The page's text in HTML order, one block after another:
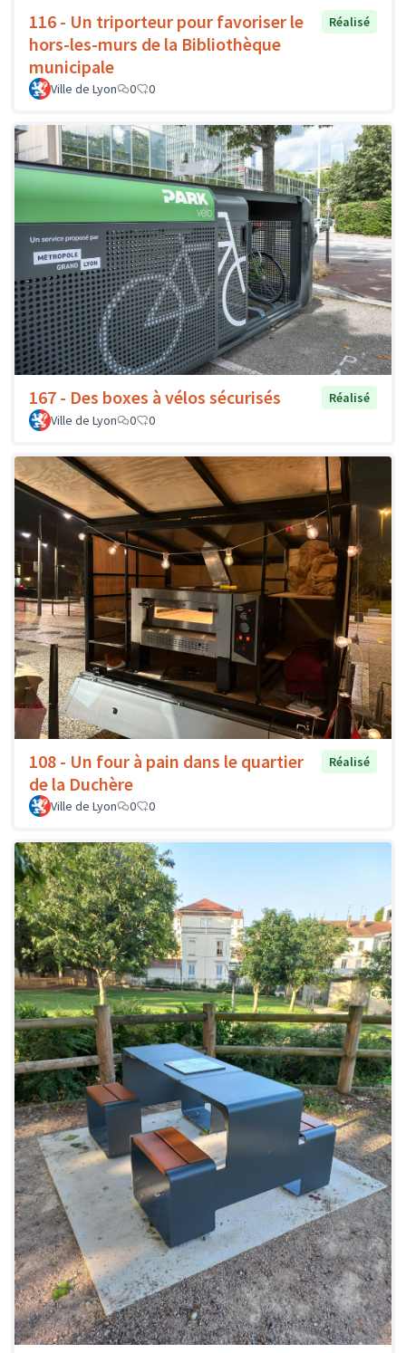
116 - Un triporteur pour favoriser le
hors-les-murs de la Bibliothèque
municipale
Réalisé
Ville de Lyon 0 0
167 - Des boxes à vélos sécurisés
Réalisé
Ville de Lyon
0 0
108 - Un four à pain dans le quartier
de la Duchère
Réalisé
Ville de Lyon 0 0